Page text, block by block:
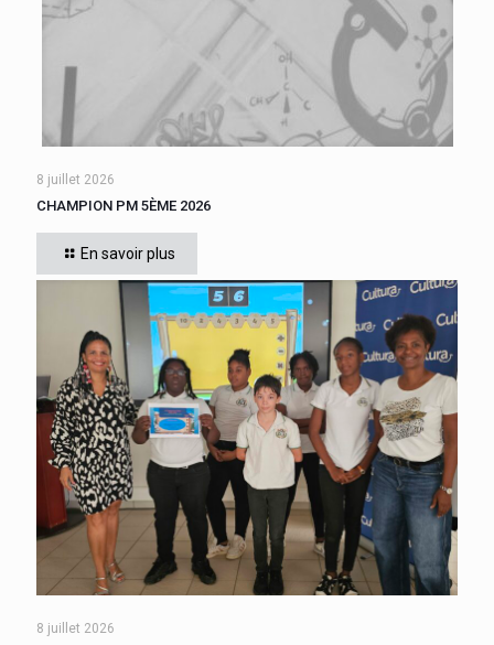
Cette année, tous les élèves de 5ème du collège se sont
affrontés. Six finalistes se sont disputé le titre de Champion
« Le compte est bon PM
8 juillet 2026
CHAMPION PM 5ÈME 2026
En savoir plus
8 juillet 2026